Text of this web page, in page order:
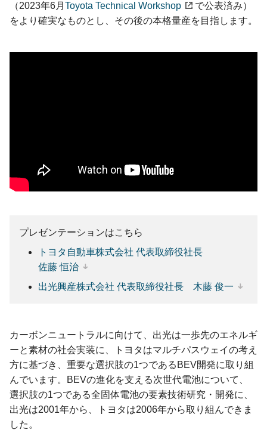
（2023年6月 Toyota Technical Workshop
で公表済み）
をより確実なものとし、その後の本格量産を目指します。
プレゼンテーションはこちら
トヨタ自動車株式会社 代表取締役社長
佐藤 恒治
出光興産株式会社 代表取締役社長 木藤 俊一
カーボンニュートラルに向けて、出光は一歩先のエネルギ
ーと素材の社会実装に、トヨタはマルチパスウェイの考え
方に基づき、重要な選択肢の1つであるBEV開発に取り組
んでいます。BEVの進化を支える次世代電池について、
選択肢の1つである全固体電池の要素技術研究・開発に、
出光は2001年から、トヨタは2006年から取り組んできま
した。